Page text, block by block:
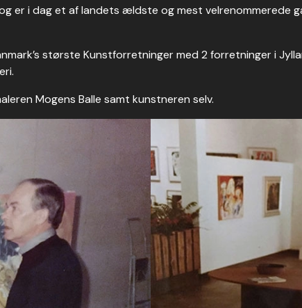
er i dag et af landets ældste og mest velrenommerede
største Kunstforretninger med 2 forretninger i
Mogens Balle samt kunstneren selv.